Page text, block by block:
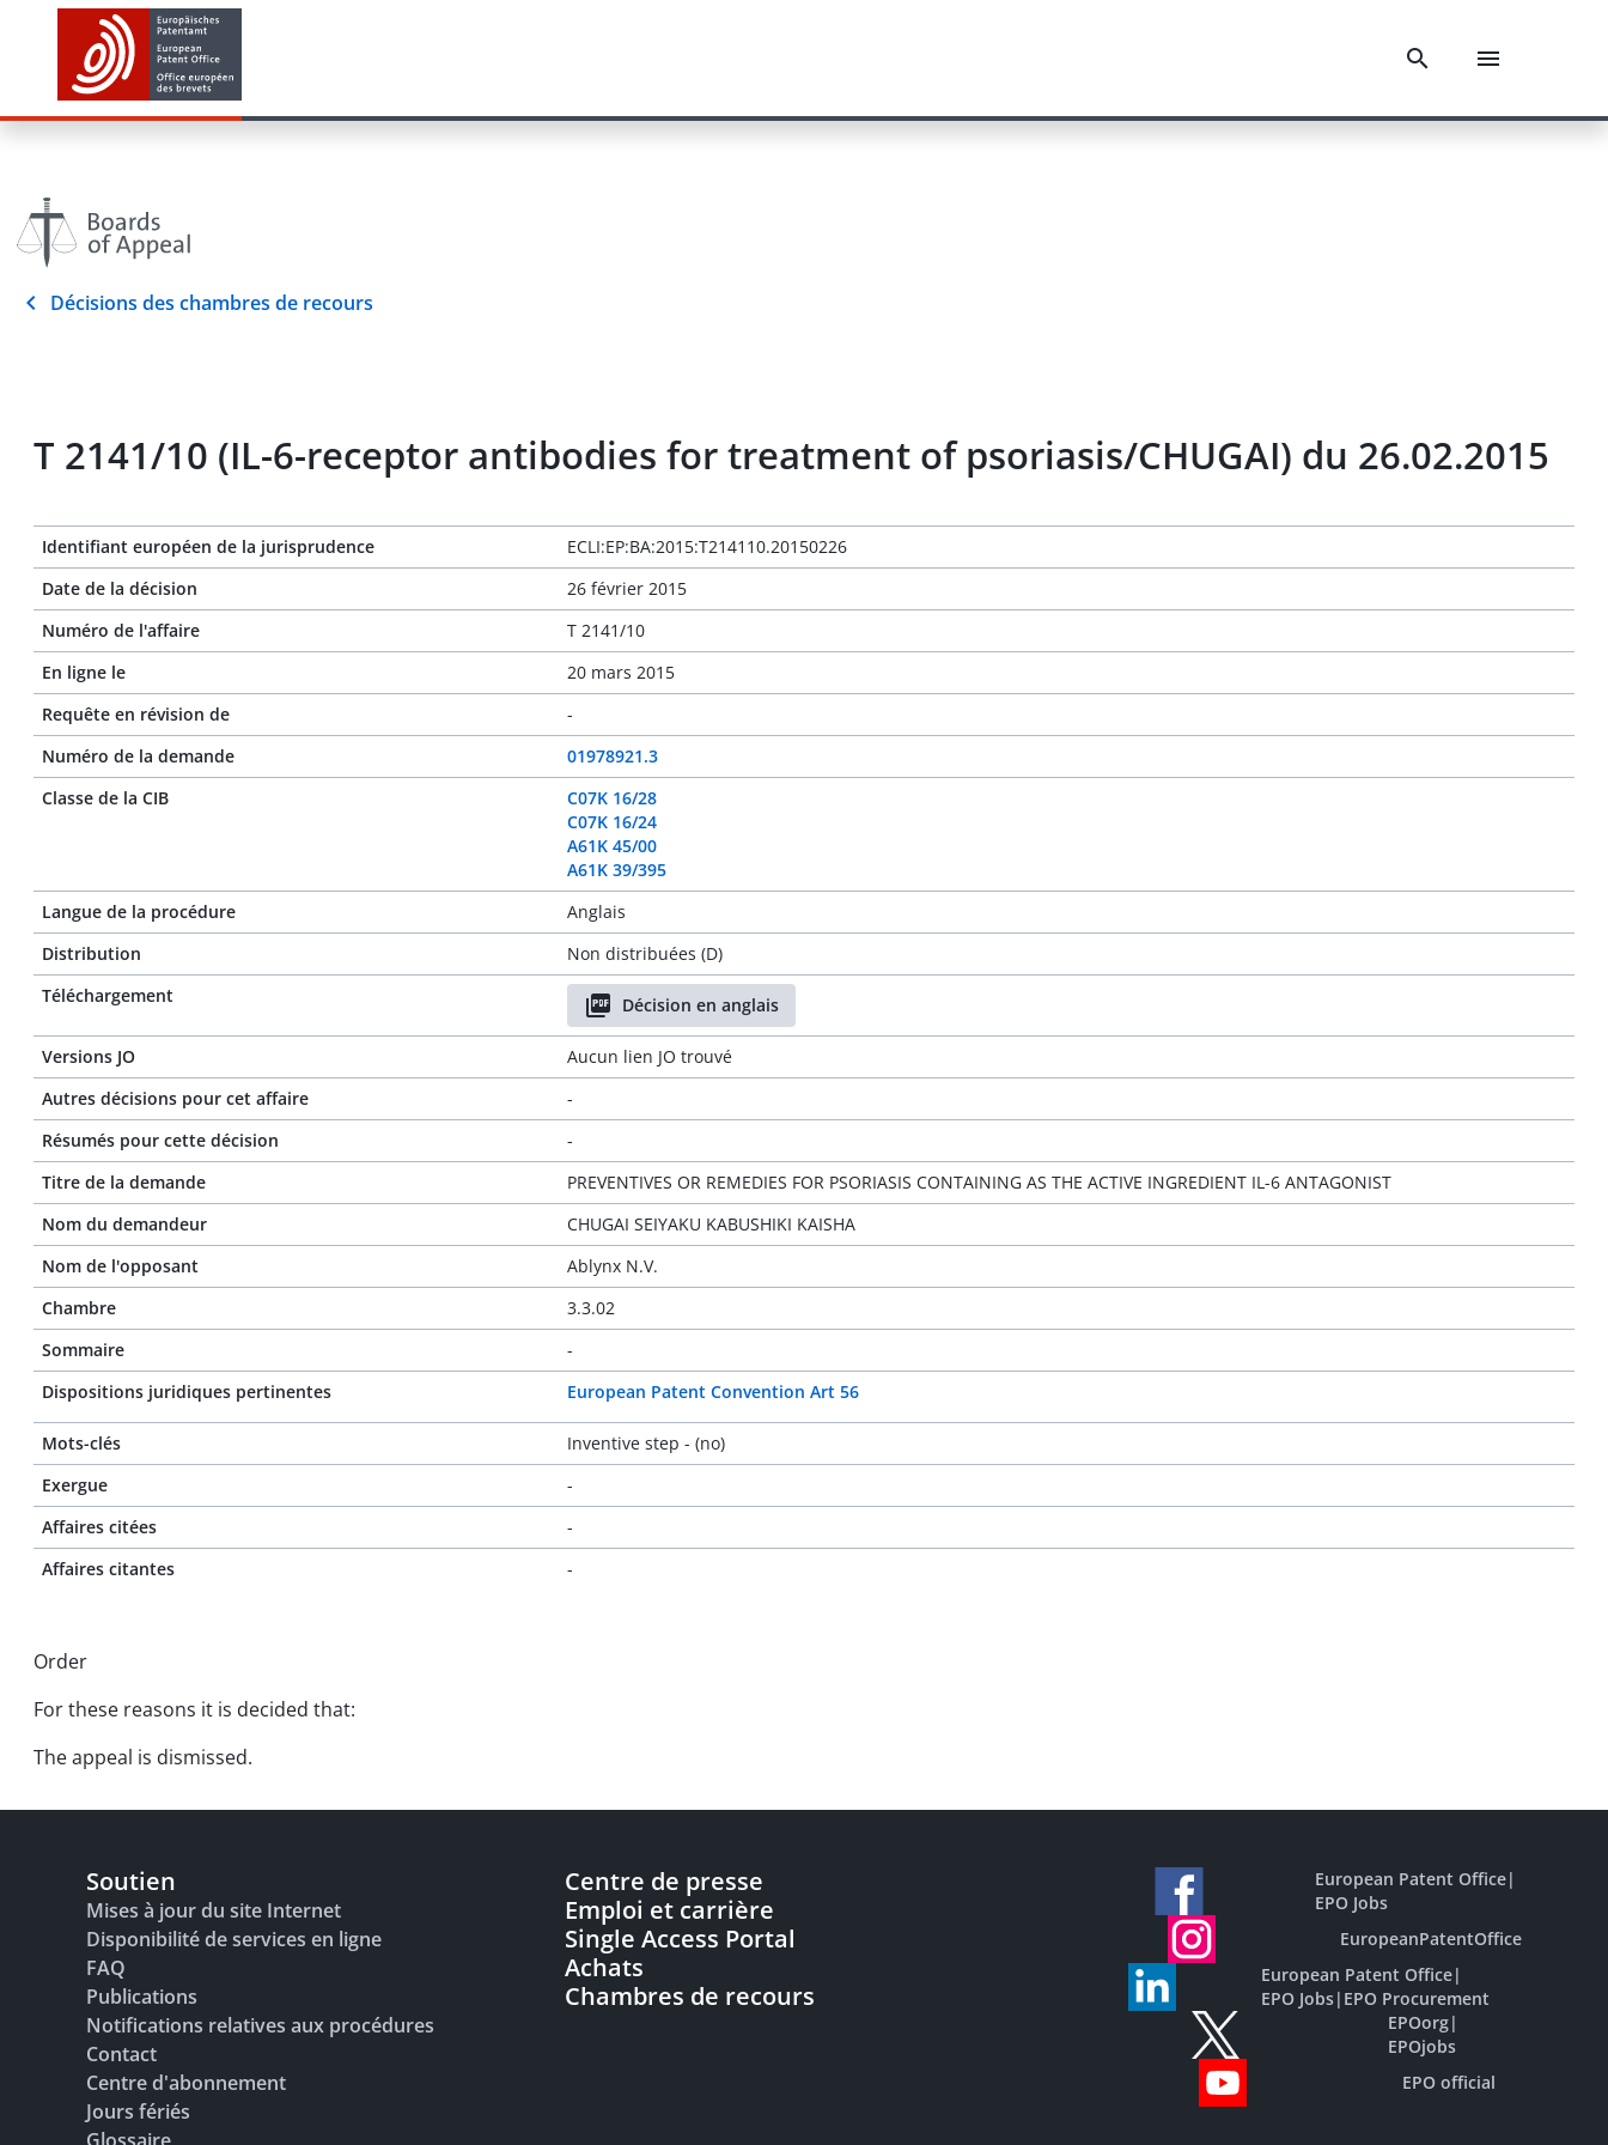
Décisions des chambres de recours
T 2141/10 (IL-6-receptor antibodies for treatment of psoriasis/CHUGAI) du 26.02.2015
Identifiant européen de la jurisprudence
ECLI:EP:BA:2015:T214110.20150226
Date de la décision
26 février 2015
Numéro de l'affaire
T 2141/10
En ligne le
20 mars 2015
Requête en révision de
-
Numéro de la demande
01978921.3
Classe de la CIB
C07K 16/28
C07K 16/24
A61K 45/00
A61K 39/395
Langue de la procédure
Anglais
Distribution
Non distribuées (D)
Téléchargement
Décision en anglais
Versions JO
Aucun lien JO trouvé
Autres décisions pour cet affaire
-
Résumés pour cette décision
-
Titre de la demande
PREVENTIVES OR REMEDIES FOR PSORIASIS CONTAINING AS THE ACTIVE INGREDIENT IL-6 ANTAGONIST
Nom du demandeur
CHUGAI SEIYAKU KABUSHIKI KAISHA
Nom de l'opposant
Ablynx N.V.
Chambre
3.3.02
Sommaire
-
Dispositions juridiques pertinentes
European Patent Convention Art 56
Mots-clés
Inventive step - (no)
Exergue
-
Affaires citées
-
Affaires citantes
-
Order
For these reasons it is decided that:
The appeal is dismissed.
Soutien
Mises à jour du site Internet
Disponibilité de services en ligne
FAQ
Publications
Notifications relatives aux procédures
Contact
Centre d'abonnement
Jours fériés
Centre de presse
Emploi et carrière
Single Access Portal
Achats
Chambres de recours
European Patent Office|
EPO Jobs
EuropeanPatentOffice
European Patent Office|
EPO Jobs| EPO Procurement
EPOorg|
EPOjobs
EPO official